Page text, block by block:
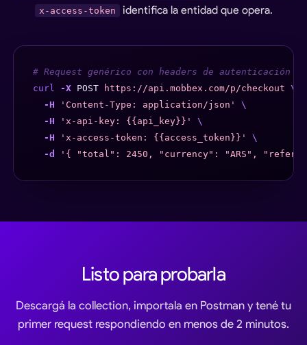
x-access-token identifica la entidad que opera.
# Request genérico con headers de autenticación
curl
-X POST https://api.mobbex.com/p/checkout \
-H
'Content-Type: application/json'
\
-H
'x-api-key: {{api_key}}'
\
-H
'x-access-token: {{access_token}}'
\
-d
'{ "total": 2450, "currency": "ARS",
Listo para probarla
Descargá la collection, importala en Postman y tené tu
primer request respondiendo en menos de 2 minutos.